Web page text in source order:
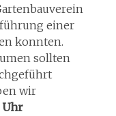
einer
konnten.
sollten
wir
Uhr